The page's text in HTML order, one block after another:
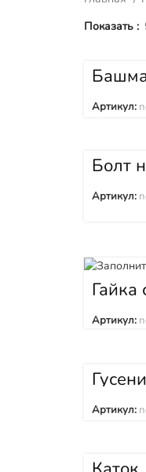
Показать
Артикул:
Болт
Артикул:
Гайка
Артикул:
950
Артикул: